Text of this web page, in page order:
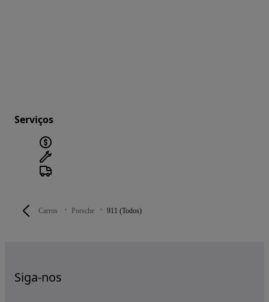
Carros Porsche 911 (Todos)
Serviços
Siga-nos